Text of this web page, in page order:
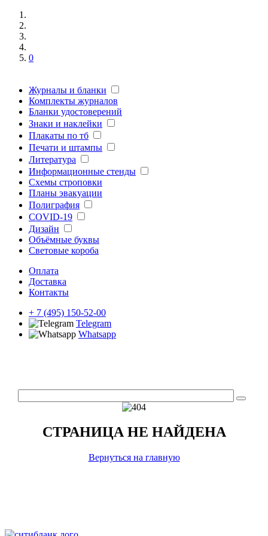
0
Журналы и бланки
Комплекты журналов
Бланки удостоверений
Знаки и наклейки
Плакаты по тб
Печати и штампы
Литература
Информационные стенды
Схемы строповки
Планы эвакуации
Полиграфия
COVID-19
Дизайн
Объёмные буквы
Световые короба
Оплата
Доставка
Контакты
+ 7 (495) 150-52-00
Telegram
Whatsapp
СТРАНИЦА НЕ НАЙДЕНА
Вернуться на главную